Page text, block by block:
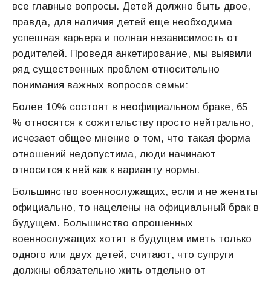
все главные вопросы. Детей должно быть двое,
правда, для наличия детей еще необходима
успешная карьера и полная независимость от
родителей. Проведя анкетирование, мы выявили
ряд существенных проблем относительно
понимания важных вопросов семьи:
Более 10% состоят в неофициальном браке, 65
% относятся к сожительству просто нейтрально,
исчезает общее мнение о том, что такая форма
отношений недопустима, люди начинают
относится к ней как к варианту нормы.
Большинство военнослужащих, если и не женаты
официально, то нацелены на официальный брак в
будущем. Большинство опрошенных
военнослужащих хотят в будущем иметь только
одного или двух детей, считают, что супруги
должны обязательно жить отдельно от